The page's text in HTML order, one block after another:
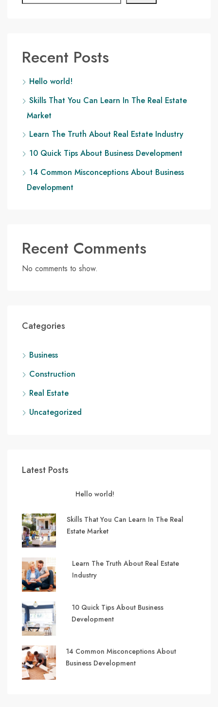
Recent Posts
Hello world!
Skills That You Can Learn In The Real Estate
Market
Learn The Truth About Real Estate Industry
10 Quick Tips About Business Development
14 Common Misconceptions About Business
Development
Recent Comments
No comments to show.
Categories
Business
Construction
Real Estate
Uncategorized
Latest Posts
Hello world!
Skills That You Can Learn In The Real
Estate Market
Learn The Truth About Real Estate
Industry
10 Quick Tips About Business
Development
14 Common Misconceptions About
Business Development